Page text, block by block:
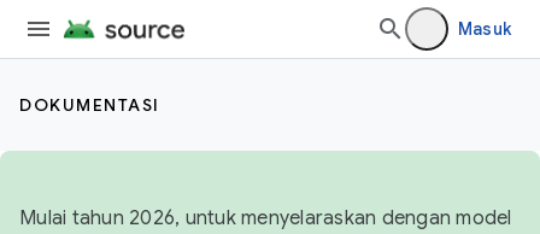
Masuk
DOKUMENTASI
Mulai tahun 2026, untuk menyelaraskan dengan model